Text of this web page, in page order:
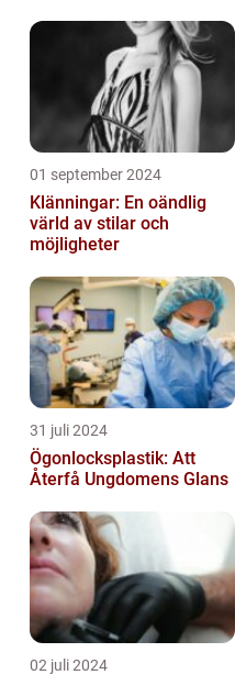
01 september 2024
Klänningar: En oändlig
värld av stilar och
möjligheter
31 juli 2024
Ögonlocksplastik: Att
Återfå Ungdomens Glans
02 juli 2024